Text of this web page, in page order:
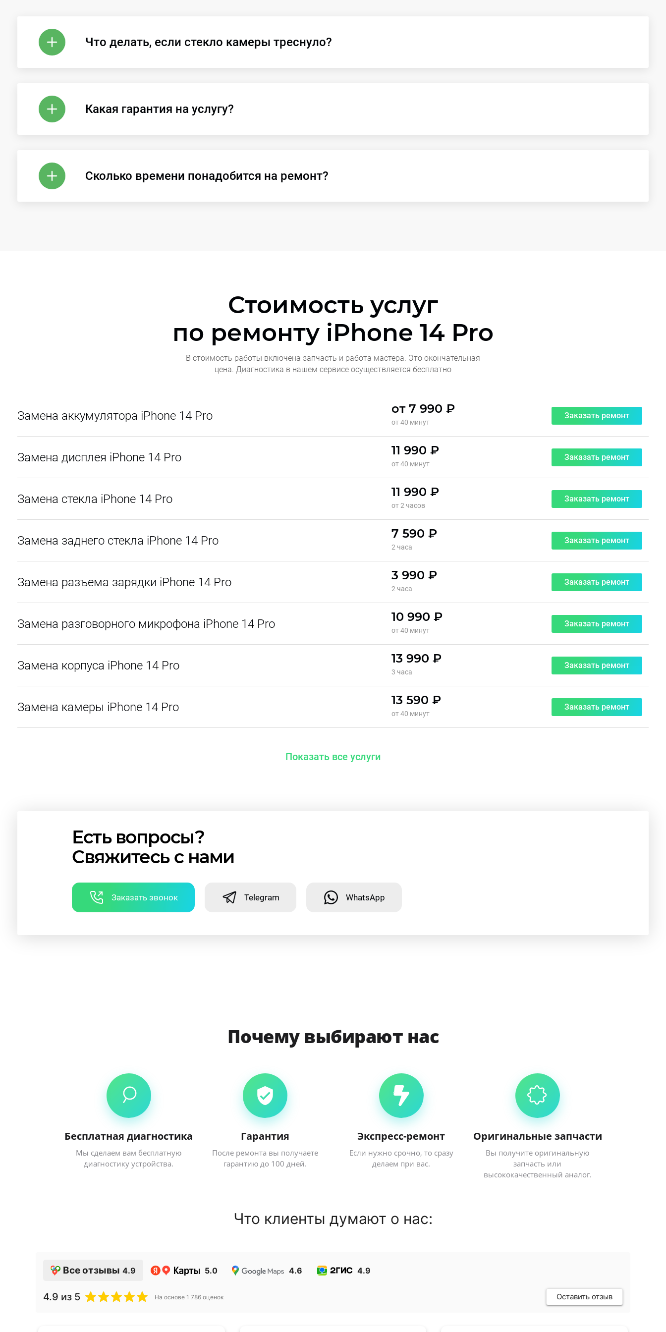
Что делать, если стекло камеры треснуло?
Какая гарантия на услугу?
Сколько времени понадобится на ремонт?
Стоимость услуг
по ремонту iPhone 14 Pro
В стоимость работы включена запчасть и работа мастера. Это окончательная
цена. Диагностика в нашем сервисе осуществляется бесплатно
Замена аккумулятора iPhone 14 Pro от 7 990 ₽
от 40 минут
Заказать ремонт
Замена дисплея iPhone 14 Pro 11 990 ₽
от 40 минут
Заказать ремонт
Замена стекла iPhone 14 Pro 11 990 ₽
от 2 часов
Заказать ремонт
Замена заднего стекла iPhone 14 Pro 7 590 ₽
2 часа
Заказать ремонт
Замена разъема зарядки iPhone 14 Pro 3 990 ₽
2 часа
Заказать ремонт
Замена разговорного микрофона iPhone 14 Pro 10 990 ₽
от 40 минут
Заказать ремонт
Замена корпуса iPhone 14 Pro 13 990 ₽
3 часа
Заказать ремонт
Замена камеры iPhone 14 Pro 13 590 ₽
от 40 минут
Заказать ремонт
Показать все услуги
Есть вопросы?
Свяжитесь с нами
Заказать звонок Telegram WhatsApp
Почему выбирают нас
Бесплатная диагностика
Мы сделаем вам бесплатную
диагностику устройства.
Гарантия
После ремонта вы получаете
гарантию до 100 дней.
Экспресс-ремонт
Если нужно срочно, то сразу
делаем при вас.
Оригинальные запчасти
Вы получите оригинальную
запчасть или
высококачественный аналог.
Что клиенты думают о нас:
Все отзывы 4.9 5.0 4.6 4.9
4.9 из 5 На основе 1 786 оценок Оставить отзыв